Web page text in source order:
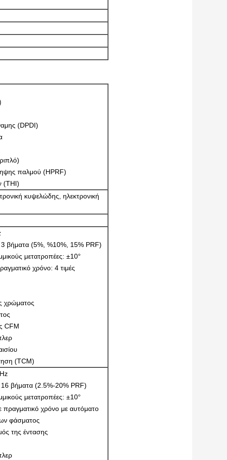
(DPDI)
παλμού (HPRF)
(THI)
κυψελώδης, ηλεκτρονική
3 βήματα (5%, %10%, 15% PRF)
μετατροπέες: ±10°
χρόνο: 4 τιμές
χρώματος
CFM
(TCM)
16 βήματα (2.5%-20% PRF)
μετατροπέες: ±10°
χρόνο με αυτόματο
φάσματος
της έντασης